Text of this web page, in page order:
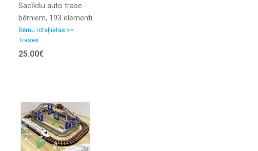
Sacīkšu auto trase
bērniem, 193 elementi
(4,80m gara) +
mašīna
Bērnu rotaļlietas >>
Trases
25.00€